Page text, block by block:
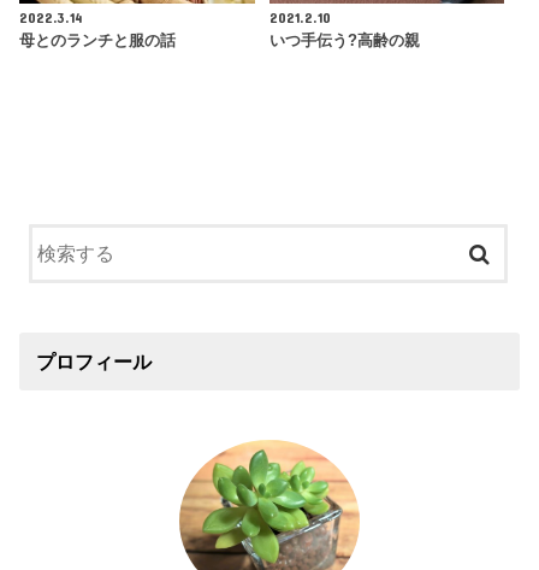
2022.3.14
母とのランチと服の話
2021.2.10
いつ手伝う?高齢の親
プロフィール